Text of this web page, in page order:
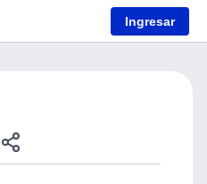
Ingresar